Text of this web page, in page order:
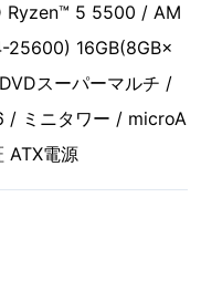
Ryzen™ 5 5500 / AM
16GB(8GB×
スーパーマルチ /
/ ミニタワー / microA
ATX電源